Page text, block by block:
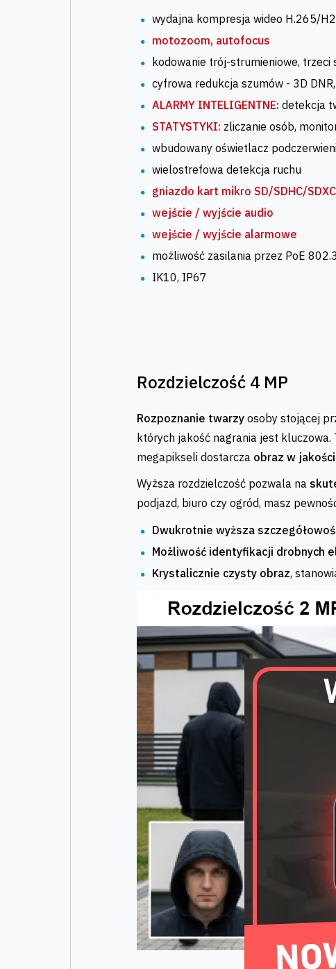
wydajna kompresja wideo H.265/
motozoom, autofocus
kodowanie trój-strumieniowe,
cyfrowa redukcja szumów - 3D
ALARMY INTELIGENTNE: detekcja
STATYSTYKI: zliczanie osób,
wbudowany oświetlacz
wielostrefowa detekcja ruchu
gniazdo kart mikro SD/SDHC/
wejście / wyjście audio
wejście / wyjście alarmowe
możliwość zasilania przez PoE
IK10, IP67
Rozdzielczość 4 MP
Rozpoznanie twarzyosoby stojącej
których jakość nagrania jest
megapikseli dostarcza obraz w
Wyższa rozdzielczość pozwala na
podjazd, biuro czy ogród, masz
Dwukrotnie wyższa
Możliwość identyfikacji drobnych
Krystalicznie czysty obraz,